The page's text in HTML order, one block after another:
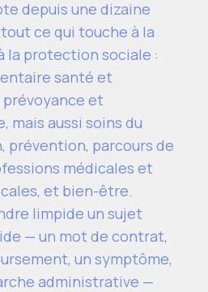
depuis une dizaine
ce qui touche à la
la protection sociale :
santé et
et
mais aussi soins du
prévention, parcours de
médicales et
et bien-être.
limpide un sujet
— un mot de contrat,
un symptôme,
administrative —